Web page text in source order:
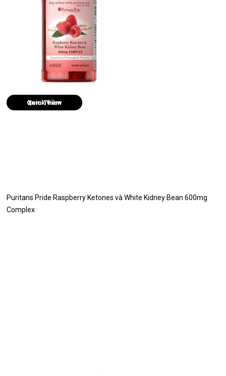
Quick View
Puritans Pride Raspberry Ketones và White Kidney Bean 600mg
Complex